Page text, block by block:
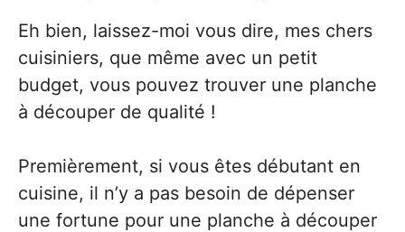
Eh bien, laissez-moi vous dire, mes chers
cuisiniers, que même avec un petit
budget, vous pouvez trouver une planche
à découper de qualité !
Premièrement, si vous êtes débutant en
cuisine, il n’y a pas besoin de dépenser
une fortune pour une planche à découper